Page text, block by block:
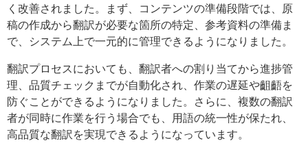
く改善されました。まず、コンテンツの準備段階では、原
稿の作成から翻訳が必要な箇所の特定、参考資料の準備ま
で、システム上で一元的に管理できるようになりました。
翻訳プロセスにおいても、翻訳者への割り当てから進捗管
理、品質チェックまでが自動化され、作業の遅延や齟齬を
防ぐことができるようになりました。さらに、複数の翻訳
者が同時に作業を行う場合でも、用語の統一性が保たれ、
高品質な翻訳を実現できるようになっています。